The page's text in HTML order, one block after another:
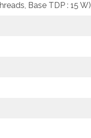
Base TDP : 15 W)